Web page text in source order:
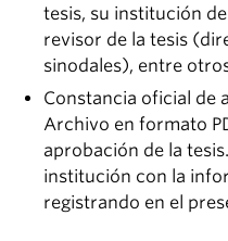
tesis, su institución
revisor de la tesis
sinodales), entre
Constancia oficial de
Archivo en formato
aprobación de la
institución con la
registrando en el